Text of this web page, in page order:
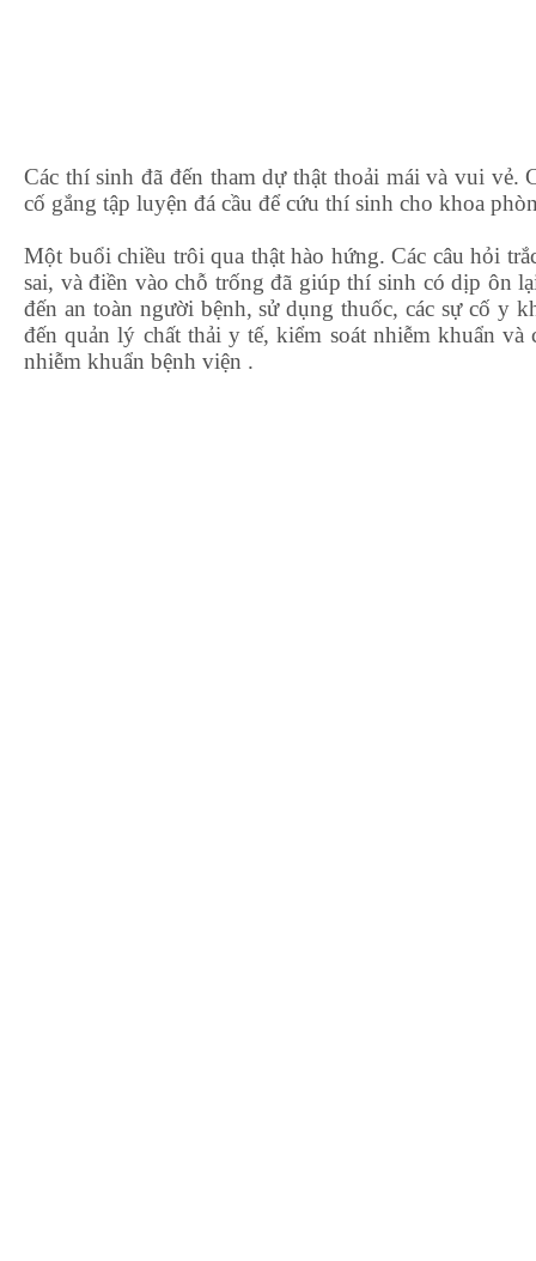
Các thí sinh đã đến tham dự thật thoải mái và vui vẻ.
cố gắng tập luyện đá cầu để cứu thí sinh cho khoa
Một buổi chiều trôi qua thật hào hứng. Các câu hỏi
sai, và điền vào chỗ trống đã giúp thí sinh có dịp ôn
đến an toàn người bệnh, sử dụng thuốc, các sự cố y
đến quản lý chất thải y tế, kiểm soát nhiễm khuẩn và
nhiễm khuẩn bệnh viện .